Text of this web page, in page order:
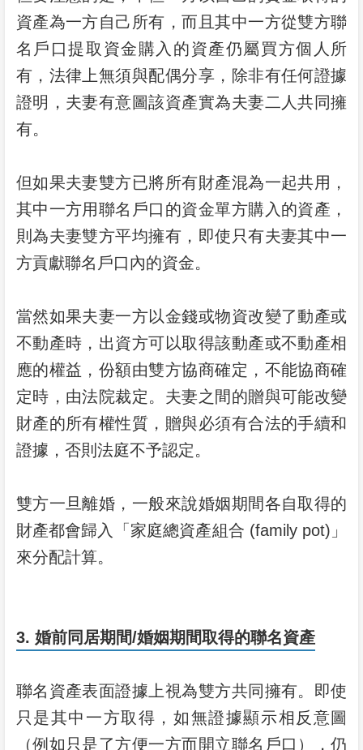
資產為一方自己所有，而且其中一方從雙方聯
名戶口提取資金購入的資產仍屬買方個人所
有，法律上無須與配偶分享，除非有任何證據
證明，夫妻有意圖該資產實為夫妻二人共同擁
有。
但如果夫妻雙方已將所有財產混為一起共用，
其中一方用聯名戶口的資金單方購入的資產，
則為夫妻雙方平均擁有，即使只有夫妻其中一
方貢獻聯名戶口內的資金。
當然如果夫妻一方以金錢或物資改變了動產或
不動產時，出資方可以取得該動產或不動產相
應的權益，份額由雙方協商確定，不能協商確
定時，由法院裁定。夫妻之間的贈與可能改變
財產的所有權性質，贈與必須有合法的手續和
證據，否則法庭不予認定。
雙方一旦離婚，一般來說婚姻期間各自取得的
財產都會歸入「家庭總資產組合 (family pot)」
來分配計算。
3. 婚前同居期間/婚姻期間取得的聯名資產
聯名資產表面證據上視為雙方共同擁有。即使
只是其中一方取得，如無證據顯示相反意圖
（例如只是了方便一方而開立聯名戶口），仍